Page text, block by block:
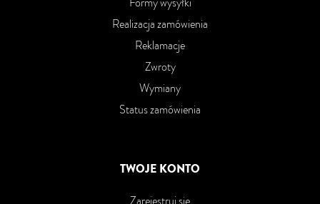
Realizacja zamówienia
Reklamacje
Zwroty
Wymiany
Status zamówienia
TWOJE KONTO